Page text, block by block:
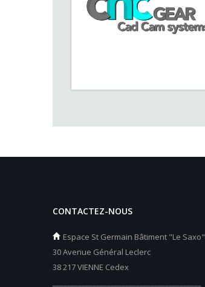
CONTACTEZ-NOUS
Espace St Germain Bâtiment "Le Saxo"
30 Avenue Général Leclerc
38 217 VIENNE Cedex